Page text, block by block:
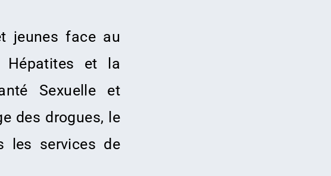
jeunes face au
Hépatites et la
Sexuelle et
des drogues, le
les services de